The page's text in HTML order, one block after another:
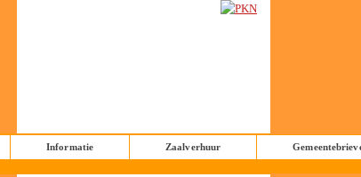
Informatie Zaalverhuur